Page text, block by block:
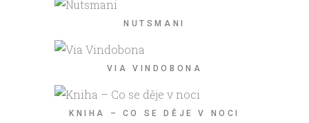
NUTSMANI
VIA VINDOBONA
KNIHA – CO SE DĚJE V NOCI